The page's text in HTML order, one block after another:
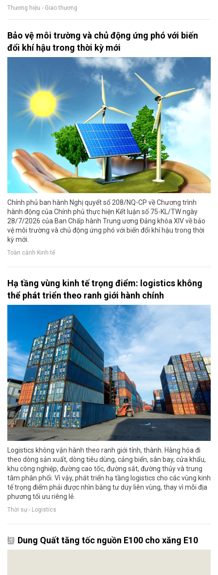
Thương hiệu - Giao thương
Bảo vệ môi trường và chủ động ứng phó với biến
đổi khí hậu trong thời kỳ mới
Chính phủ ban hành Nghị quyết số 208/NQ-CP về Chương trình
hành động của Chính phủ thực hiện Kết luận số 75-KL/TW ngày
28/7/2026 của Ban Chấp hành Trung ương Đảng khóa XIV về bảo
vệ môi trường và chủ động ứng phó với biến đổi khí hậu trong thời
kỳ mới.
Toàn cảnh Kinh tế
Hạ tầng vùng kinh tế trọng điểm: logistics không
thể phát triển theo ranh giới hành chính
Logistics không vận hành theo ranh giới tỉnh, thành. Hàng hóa đi
theo dòng sản xuất, dòng tiêu dùng, cảng biển, sân bay, cửa khẩu,
khu công nghiệp, đường cao tốc, đường sắt, đường thủy và trung
tâm phân phối. Vì vậy, phát triển hạ tầng logistics cho các vùng kinh
tế trọng điểm phải được nhìn bằng tư duy liên vùng, thay vì mỗi địa
phương tối ưu riêng lẻ.
Thời sự - Logistics
Dung Quất tăng tốc nguồn E100 cho xăng E10